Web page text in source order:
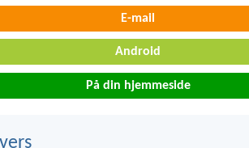
E-mail
Android
På din hjemmeside